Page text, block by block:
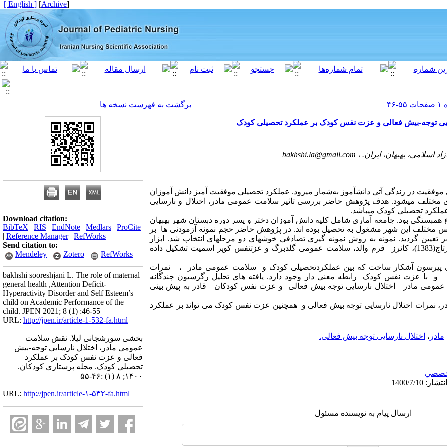
[
Archive
]
[ English ]
برگشت به فهرست نسخه ها
توجه-بیش فعالی و عزت نفس کودک بر عملکرد تحصیلی کودک
اسلامی، بهبهان، ایران. ، bakhshi.la@gmail.com
در زندگی آتی دانش­آموز بهشمار می­رود. عملکرد تحصیلی موفقیت ­آمیز دانش ­آموزان
می­شود. هدف پژوهش حاضر بررسی تاثیر سلامت عمومی مادر، اختلال و نارسایی
تحصیلی کودک می­باشد.
بود. جامعه آماری شامل کلیه دانش ­آموزان دختر و پسر دوره دبستان شهر بهبهان
تحصیلی96-1395 در مدارس مختلف این شهر مشغول به تحصیل بوده­ اند. در پژوهش حاضر حجم نمونه آزمودنی ­ها بر
جدول کرجسی و مورگان 370 نفر تعیین گردید. نمونه به روش نمونه ­گیری تصادفی خوشه­ای دو مرحله­ای انتخاب شد. ابزار
پژوهش را مقیاس­های عملکردتحصیلی درتاج(1383)، کانرز –فرم والد، سلامت عمومی گلدبرگ و عزت­نفس کوپر اسمیت تشکیل داده
پیرسون آشکار ساخت که بین عملکردتحصیلی کودک و سلامت عمومی مادر
، نمرات
و با عزت نفس کودک
رابطه معنی­ دار وجود دارد. یافته ­های تحلیل رگرسیون چندگانه
مادر
اختلال نارسایی توجه بیش ­فعالی و عزت ­نفس کودکان قادر به پیش­ بینی
نمرات اختلال نارسایی توجه بیش ­فعالی و هم­چنین عزت نفس کودک می­ تواند بر عملکرد
مادر ، اختلال نارسایی توجه بیش فعالی.
ارسال پیام به نویسنده مسئول
Download citation:
BibTeX | RIS | EndNote | Medlars | ProCite
| Reference Manager| RefWorks
Send citation to:
Mendeley
Zotero RefWorks
bakhshi sooreshjani L. The role of maternal
general health ,Attention Deficit-
Hyperactivity Disorder and Self Esteem’s
child on Academic Performance of the
child. JPEN 2021; 8 (1) :46-55
URL: http://jpen.ir/article-1-532-fa.html
بخشی سورشجانی لیلا. نقش سلامت
عمومی مادر، اختلال نارسایی توجه-بیش
فعالی و عزت نفس کودک بر عملکرد
تحصیلی کودک. مجله پرستاری کودکان.
۱۴۰۰; ۸ (۱) :۴۶-۵۵
URL: http://jpen.ir/article-۱-۵۳۲-fa.html